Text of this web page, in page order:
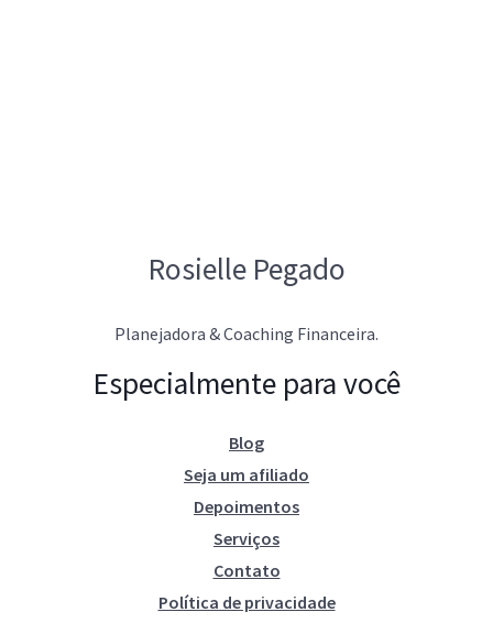
Rosielle Pegado
Planejadora & Coaching Financeira.
Especialmente para você
Blog
Seja um afiliado
Depoimentos
Serviços
Contato
Política de privacidade